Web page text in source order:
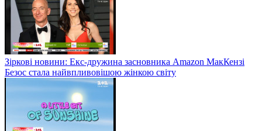
Зіркові новини: Екс-дружина засновника Amazon МакКензі
Безос стала найвпливовішою жінкою світу